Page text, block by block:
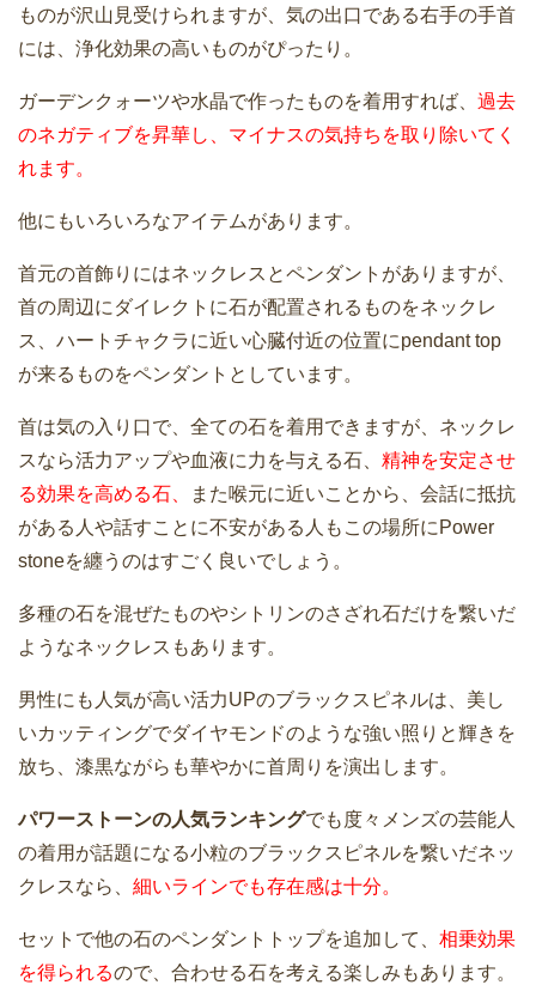
ものが沢山見受けられますが、気の出口である右手の手首
には、浄化効果の高いものがぴったり。
ガーデンクォーツや水晶で作ったものを着用すれば、 過去
のネガティブを昇華し、マイナスの気持ちを取り除いてく
れます。
他にもいろいろなアイテムがあります。
首元の首飾りにはネックレスとペンダントがありますが、
首の周辺にダイレクトに石が配置されるものをネックレ
ス、ハートチャクラに近い心臓付近の位置にpendant top
が来るものをペンダントとしています。
首は気の入り口で、全ての石を着用できますが、ネックレ
スなら活力アップや血液に力を与える石、 精神を安定させ
る効果を高める石、
また喉元に近いことから、会話に抵抗
がある人や話すことに不安がある人もこの場所にPower
stoneを纏うのはすごく良いでしょう。
多種の石を混ぜたものやシトリンのさざれ石だけを繋いだ
ようなネックレスもあります。
男性にも人気が高い活力UPのブラックスピネルは、美し
いカッティングでダイヤモンドのような強い照りと輝きを
放ち、漆黒ながらも華やかに首周りを演出します。
パワーストーンの人気ランキングでも度々メンズの芸能人
の着用が話題になる小粒のブラックスピネルを繋いだネッ
クレスなら、 細いラインでも存在感は十分。
セットで他の石のペンダントトップを追加して、 相乗効果
を得られるので、合わせる石を考える楽しみもあります。